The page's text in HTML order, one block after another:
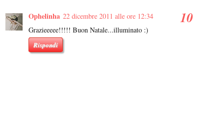
Ophelinha 22 dicembre 2011 alle ore 12:34
Grazieeeee!!!!! Buon Natale...illuminato :)
Rispondi